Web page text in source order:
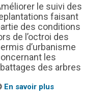
le suivi des
faisant
des conditions
de l’octroi des
d’urbanisme
les
des arbres
En savoir plus